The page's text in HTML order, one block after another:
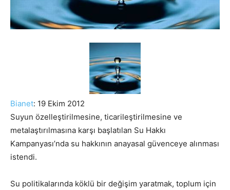
Bianet: 19 Ekim 2012
Suyun özelleştirilmesine, ticarileştirilmesine ve
metalaştırılmasına karşı başlatılan Su Hakkı
Kampanyası’nda su hakkının anayasal güvenceye alınması
istendi.
Su politikalarında köklü bir değişim yaratmak, toplum için